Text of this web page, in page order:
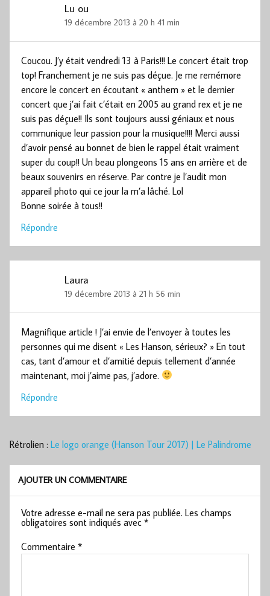
Lu ou
19 décembre 2013 à 20 h 41 min
Coucou. J’y était vendredi 13 à Paris!!! Le concert était trop
top! Franchement je ne suis pas déçue. Je me remémore
encore le concert en écoutant « anthem » et le dernier
concert que j’ai fait c’était en 2005 au grand rex et je ne
suis pas déçue!! Ils sont toujours aussi géniaux et nous
communique leur passion pour la musique!!!! Merci aussi
d’avoir pensé au bonnet de bien le rappel était vraiment
super du coup!! Un beau plongeons 15 ans en arrière et de
beaux souvenirs en réserve. Par contre je l’audit mon
appareil photo qui ce jour la m’a lâché. Lol
Bonne soirée à tous!!
Répondre
Laura
19 décembre 2013 à 21 h 56 min
Magnifique article ! J’ai envie de l’envoyer à toutes les
personnes qui me disent « Les Hanson, sérieux? » En tout
cas, tant d’amour et d’amitié depuis tellement d’année
maintenant, moi j’aime pas, j’adore.
Répondre
Rétrolien : Le logo orange (Hanson Tour 2017) | Le Palindrome
AJOUTER UN COMMENTAIRE
Votre adresse e-mail ne sera pas publiée. Les champs
obligatoires sont indiqués avec*
Commentaire*